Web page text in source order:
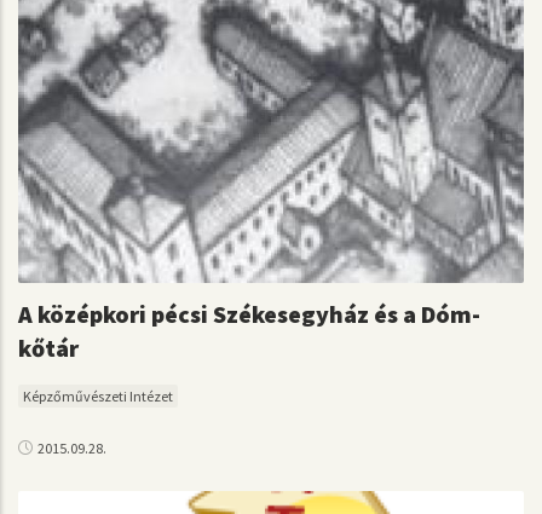
A középkori pécsi Székesegyház és a Dóm-
kőtár
Képzőművészeti Intézet
2015.09.28.